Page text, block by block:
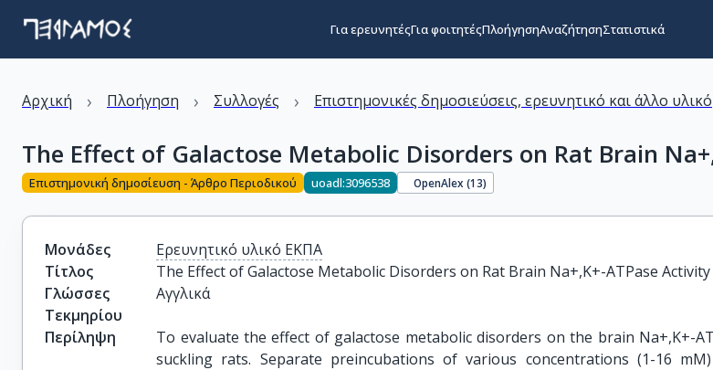
Για ερευνητέςΓια φοιτητέςΠλοήγησηΑναζήτησηΣτατιστικά
Αρχική › Πλοήγηση › Συλλογές › Επιστημονικές δημοσιεύσεις, ερευνητικό και άλλο υλικό
The Effect of Galactose Metabolic Disorders on Rat Brain
Επιστημονική δημοσίευση - Άρθρο Περιοδικού uoadl:3096538 OpenAlex (13)
Μονάδες
Ερευνητικό υλικό ΕΚΠΑ
Τίτλος
The Effect of Galactose Metabolic Disorders on Rat Brain Na+,K+-ATPase Activity
Γλώσσες
Τεκμηρίου
Αγγλικά
Περίληψη
To evaluate the effect of galactose metabolic disorders on the brain Na+,K+-
suckling rats. Separate preincubations of various concentrations (1-16